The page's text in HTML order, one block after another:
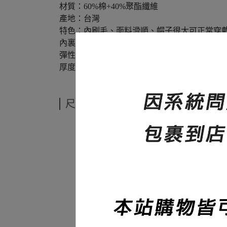
材質：60%棉+40%聚酯纖維
產地：台灣
特色：內刷毛、面料滑順、帽子很大可正常穿
內裏：內刷毛
彈性：無
厚度：420碼重
尺寸說明